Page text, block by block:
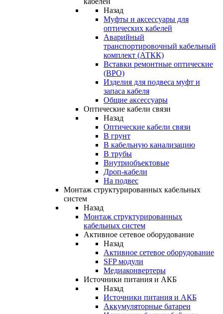
Назад
Муфты и аксессуары для
оптических кабелей
Аварийный
транспортировочный кабельный
комплект (АТКК)
Вставки ремонтные оптические
(ВРО)
Изделия для подвеса муфт и
запаса кабеля
Общие аксессуары
Оптические кабели связи
Назад
Оптические кабели связи
В грунт
В кабельную канализацию
В трубы
Внутриобъектовые
Дроп-кабели
На подвес
Монтаж структурированных кабельных
систем
Назад
Монтаж структурированных
кабельных систем
Активное сетевое оборудование
Назад
Активное сетевое оборудование
SFP модули
Медиаконвертеры
Источники питания и АКБ
Назад
Источники питания и АКБ
Аккумуляторные батареи